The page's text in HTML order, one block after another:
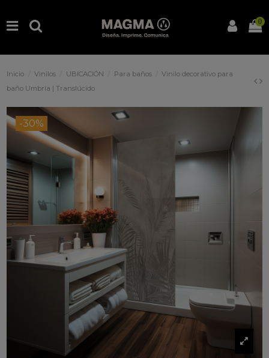
0
Inicio Vinilos UBICACIÓN Para baños
Vinilo decorativo para
baño Umbría | Translúcido
-30%